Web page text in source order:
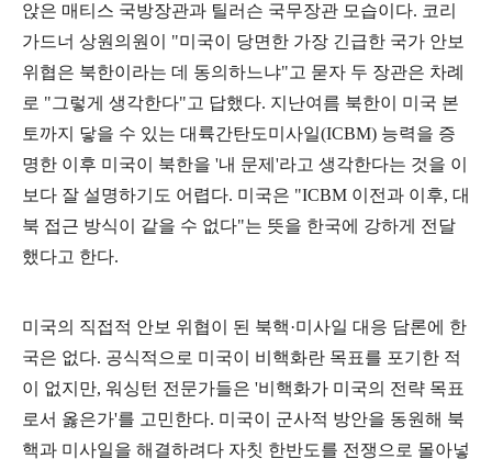
앉은 매티스 국방장관과 틸러슨 국무장관 모습이다. 코리
가드너 상원의원이 "미국이 당면한 가장 긴급한 국가 안보
위협은 북한이라는 데 동의하느냐"고 묻자 두 장관은 차례
로 "그렇게 생각한다"고 답했다. 지난여름 북한이 미국 본
토까지 닿을 수 있는 대륙간탄도미사일(ICBM) 능력을 증
명한 이후 미국이 북한을 '내 문제 '라고 생각한다는 것을 이
보다 잘 설명하기도 어렵다. 미국은 "ICBM 이전과 이후, 대
북 접근 방식이 같을 수 없다"는 뜻을 한국에 강하게 전달
했다고 한다.
미국의 직접적 안보 위협이 된 북핵·미사일 대응 담론에 한
국은 없다. 공식적으로 미국이 비핵화란 목표를 포기한 적
이 없지만, 워싱턴 전문가들은 '비핵화가 미국의 전략 목표
로서 옳은가'를 고민한다. 미국이 군사적 방안을 동원해 북
핵과 미사일을 해결하려다 자칫 한반도를 전쟁으로 몰아넣